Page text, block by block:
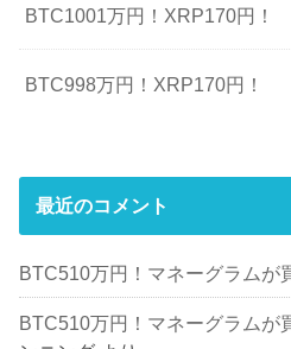
BTC1001万円！XRP170円！
BTC998万円！XRP170円！
最近のコメント
BTC510万円！マネーグラムが
BTC510万円！マネーグラムが